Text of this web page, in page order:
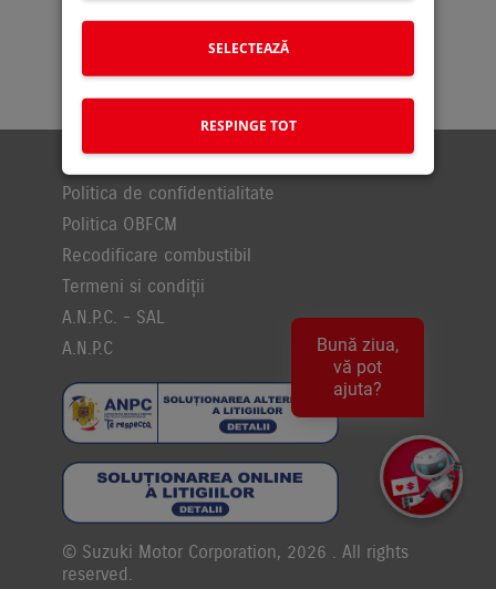
SELECTEAZĂ
RESPINGE TOT
Politica Cookies
Politica de confidentialitate
Politica OBFCM
Recodificare combustibil
Termeni si condiții
A.N.P.C. - SAL
A.N.P.C
© Suzuki Motor Corporation, 2026 . All rights
reserved.
Bună ziua,
vă pot
ajuta?